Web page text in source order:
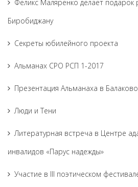
Феликс Маляренко делает подарок
Биробиджану
Секреты юбилейного проекта
Альманах СРО РСП 1-2017
Презентация Альманаха в Балаково
Люди и Тени
Литературная встреча в Центре
инвалидов «Парус надежды»
Участие в III поэтическом